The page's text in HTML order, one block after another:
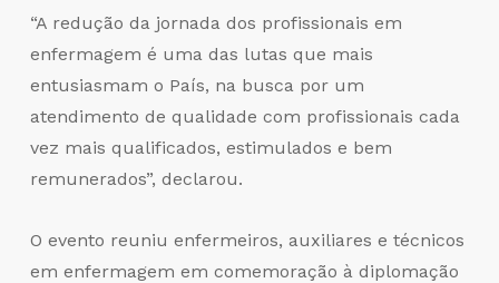
“A redução da jornada dos profissionais em
enfermagem é uma das lutas que mais
entusiasmam o País, na busca por um
atendimento de qualidade com profissionais cada
vez mais qualificados, estimulados e bem
remunerados”, declarou.
O evento reuniu enfermeiros, auxiliares e técnicos
em enfermagem em comemoração à diplomação